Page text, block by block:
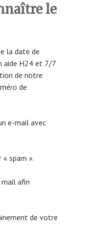
le
la date de
aide H24 et 7/7
de notre
de
e-mail avec
spam ».
afin
de votre